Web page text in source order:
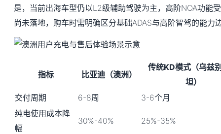
是，当前出海车型仍以L2级辅助驾驶为主，高阶NOA功能
尚未落地，购车时需明确区分基础ADAS与高阶智驾的能力
指标 比亚迪（澳洲）
传统KD模式（乌兹
坦）
交付周期
6-8周
3-6个月
纯电使用成本降
幅
30%-40% 25%-35%